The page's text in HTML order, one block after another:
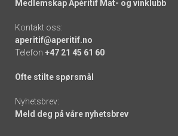
Medlemskap Apéritif Mat- og vinklubb
Kontakt oss:
aperitif@aperitif.no
Telefon +47 21 45 61 60
Ofte stilte spørsmål
Nyhetsbrev:
Meld deg på våre nyhetsbrev